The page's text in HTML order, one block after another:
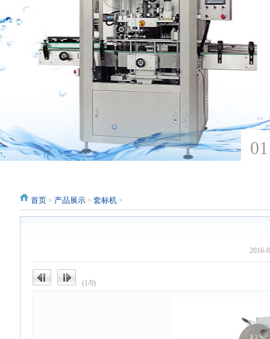
首页 > 产品展示> 套标机>
2016-
(1/0)